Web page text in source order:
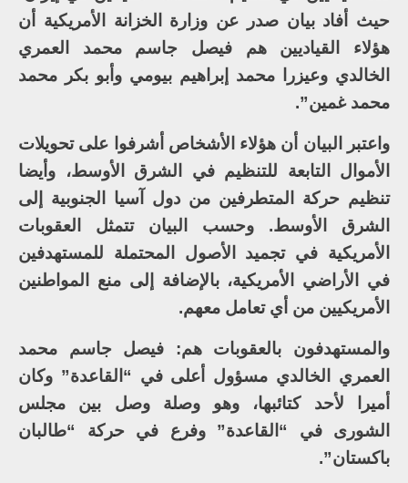
حيث أفاد بيان صدر عن وزارة الخزانة الأمريكية أن
هؤلاء القياديين هم فيصل جاسم محمد العمري
الخالدي وعيزرا محمد إبراهيم بيومي وأبو بكر محمد
محمد غمين”.
واعتبر البيان أن هؤلاء الأشخاص أشرفوا على تحويلات
الأموال التابعة للتنظيم في الشرق الأوسط، وأيضا
تنظيم حركة المتطرفين من دول آسيا الجنوبية إلى
الشرق الأوسط. وحسب البيان تتمثل العقوبات
الأمريكية في تجميد الأصول المحتملة للمستهدفين
في الأراضي الأمريكية، بالإضافة إلى منع المواطنين
الأمريكيين من أي تعامل معهم.
والمستهدفون بالعقوبات هم: فيصل جاسم محمد
العمري الخالدي مسؤول أعلى في “القاعدة” وكان
أميرا لأحد كتائبها، وهو وصلة وصل بين مجلس
الشورى في “القاعدة” وفرع في حركة “طالبان
باكستان”.